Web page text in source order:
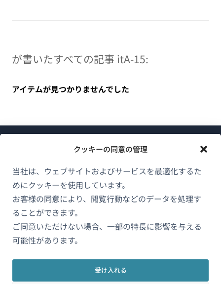
クッキーの同意の管理
当社は、ウェブサイトおよびサービスを最適化するた
めにクッキーを使用しています。
お客様の同意により、閲覧行動などのデータを処理す
ることができます。
ご同意いただけない場合、一部の特長に影響を与える
可能性があります。
受け入れる
が書いたすべての記事 itA-15:
アイテムが見つかりませんでした
日本語
WPMLについて
GDPRおよびプライバシーポリシー
チームに参加（新
ィ
し
い
し
い
し